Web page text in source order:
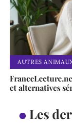
AUTRES
et alternatives
Les